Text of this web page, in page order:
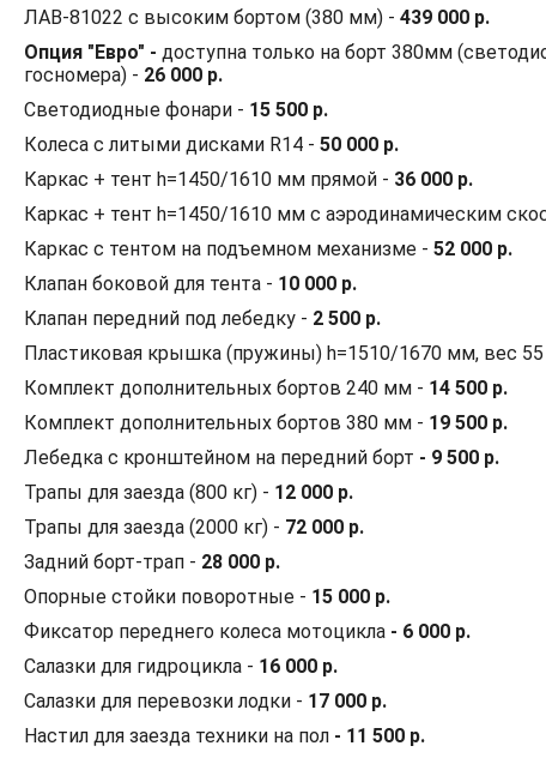
ЛАВ-81022 с высоким бортом (380 мм) - 439 000 р.
Опция "Евро" - доступна только на борт 380мм
госномера) - 26 000 р.
Светодиодные фонари - 15 500 р.
Колеса с литыми дисками R14 - 50 000 р.
Каркас + тент h=1450/1610 мм прямой - 36 000 р.
Каркас + тент h=1450/1610 мм с аэродинамическим
Каркас с тентом на подъемном механизме - 52 000 р.
Клапан боковой для тента - 10 000 р.
Клапан передний под лебедку - 2 500 р.
Пластиковая крышка (пружины) h=1510/1670 мм, вес 55
Комплект дополнительных бортов 240 мм - 14 500 р.
Комплект дополнительных бортов 380 мм - 19 500 р.
Лебедка с кронштейном на передний борт - 9 500 р.
Трапы для заезда (800 кг) - 12 000 р.
Трапы для заезда (2000 кг) - 72 000 р.
Задний борт-трап - 28 000 р.
Опорные стойки поворотные - 15 000 р.
Фиксатор переднего колеса мотоцикла - 6 000 р.
Салазки для гидроцикла - 16 000 р.
Салазки для перевозки лодки - 17 000 р.
Настил для заезда техники на пол - 11 500 р.